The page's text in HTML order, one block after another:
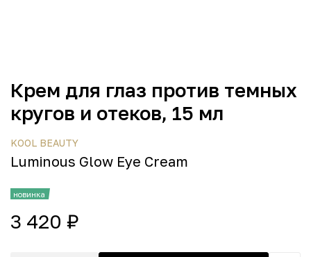
Крем для глаз против темных
кругов и отеков, 15 мл
KOOL BEAUTY
Luminous Glow Eye Cream
новинка
3 420 ₽